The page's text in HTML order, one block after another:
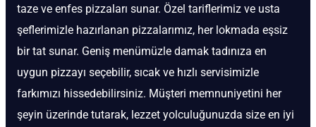
taze ve enfes pizzaları sunar. Özel tariflerimiz ve usta
şeflerimizle hazırlanan pizzalarımız, her lokmada eşsiz
bir tat sunar. Geniş menümüzle damak tadınıza en
uygun pizzayı seçebilir, sıcak ve hızlı servisimizle
farkımızı hissedebilirsiniz. Müşteri memnuniyetini her
şeyin üzerinde tutarak, lezzet yolculuğunuzda size en iyi